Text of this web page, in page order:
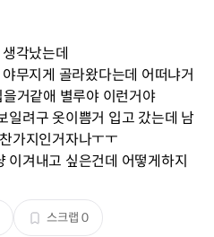
각났는데
무지게 골라왔다는데 어떠냐거
거같애 별루야 이런거야
일려구 옷이쁨거 입고 갔는데 남
가지인거자나ㅜㅜ
이겨내고 싶은건데 어떻게하지
스크랩 0